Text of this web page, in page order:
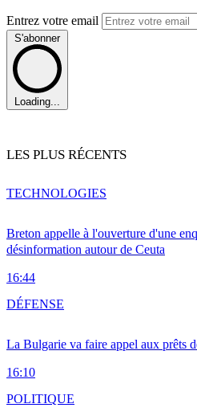
Entrez votre email
S'abonner
Loading...
LES PLUS RÉCENTS
Breton appelle à l'ouverture d'une
désinformation autour de Ceuta
16:44
TECHNOLOGIES
La Bulgarie va faire appel aux prêts
16:10
DÉFENSE
POLITIQUE